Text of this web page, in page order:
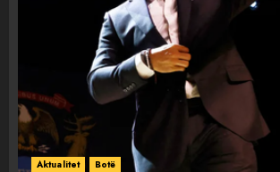
Aktualitet Botë